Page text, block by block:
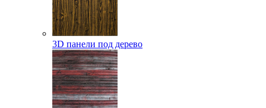
3D панели под дерево